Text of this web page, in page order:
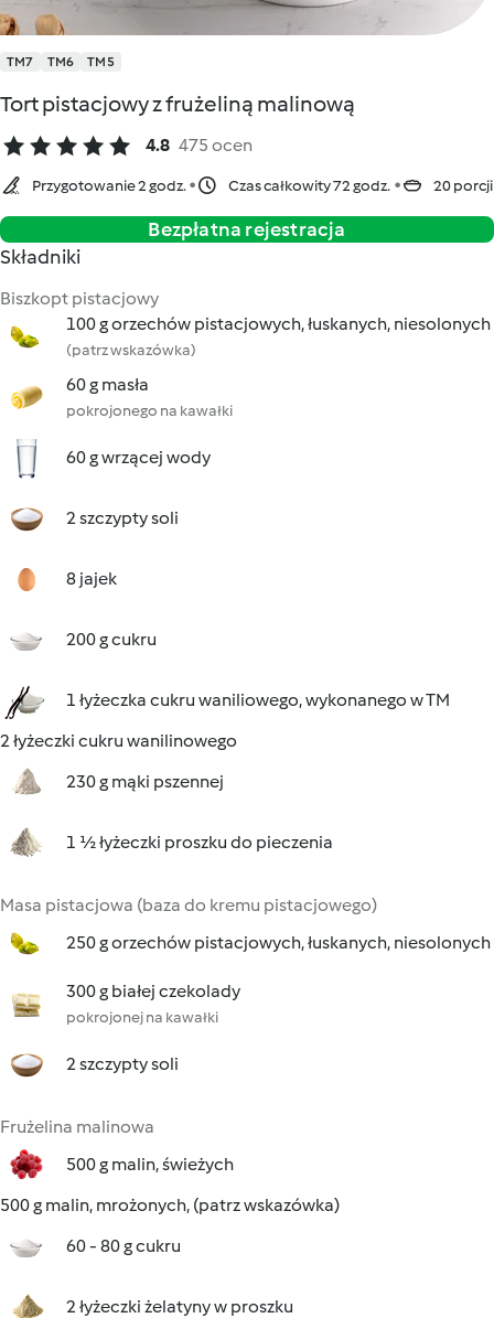
TM7 TM6 TM5
Tort pistacjowy z frużeliną malinową
4.8 475 ocen
Przygotowanie 2 godz. Czas całkowity 72 godz. 20 porcji
Bezpłatna rejestracja
Składniki
Biszkopt pistacjowy
100 g orzechów pistacjowych, łuskanych, niesolonych
(patrz wskazówka)
60 g masła
pokrojonego na kawałki
60 g wrzącej wody
2 szczypty soli
8 jajek
200 g cukru
1 łyżeczka cukru waniliowego, wykonanego w TM
2 łyżeczki cukru wanilinowego
230 g mąki pszennej
1 ½ łyżeczki proszku do pieczenia
Masa pistacjowa (baza do kremu pistacjowego)
250 g orzechów pistacjowych, łuskanych, niesolonych
300 g białej czekolady
pokrojonej na kawałki
2 szczypty soli
Frużelina malinowa
500 g malin, świeżych
500 g malin, mrożonych, (patrz wskazówka)
60 - 80 g cukru
2 łyżeczki żelatyny w proszku